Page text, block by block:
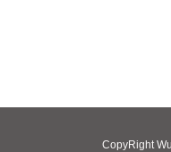
CopyRight